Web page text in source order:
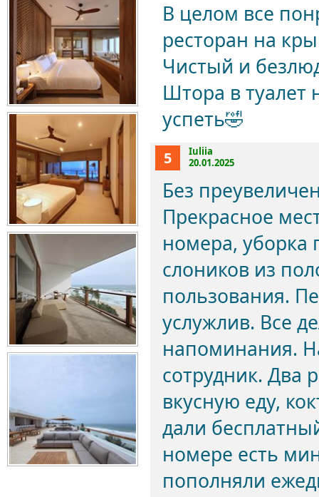
В целом все
ресторан на
Чистый и
Штора в туалет
успеть🤣
5
Iuliia
20.01.2025
Без
Прекрасное
номера, уборка
слоников из
пользования.
услужлив. Все
напоминания.
сотрудник. Два
вкусную еду,
дали
номере есть
пополняли